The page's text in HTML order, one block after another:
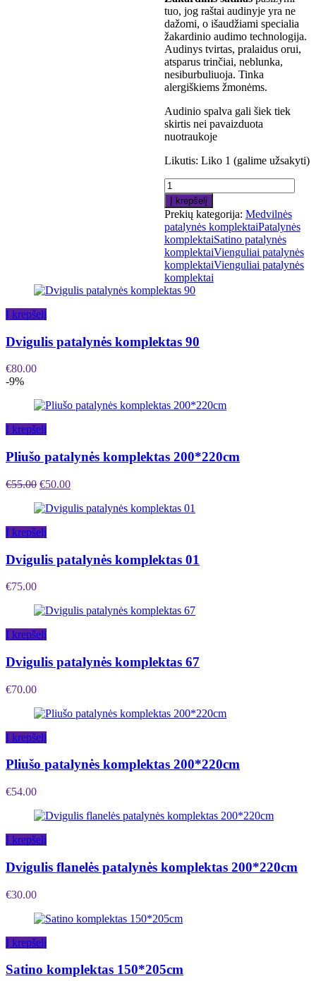
tuo, jog raštai audinyje yra ne
dažomi, o išaudžiami specialia
žakardinio audimo technologija.
Audinys tvirtas, pralaidus orui,
atsparus trinčiai, neblunka,
nesiburbuliuoja. Tinka
alergiškiems žmonėms.
Audinio spalva gali šiek tiek
skirtis nei pavaizduota
nuotraukoje
Likutis: Liko 1 (galime užsakyti)
Į krepšelį
Prekių kategorija: Medvilnės
patalynės komplektaiPatalynės
komplektaiSatino patalynės
komplektaiVienguliai patalynės
komplektaiVienguliai patalynės
komplektai
Į krepšelį
Dvigulis patalynės komplektas 90
€80.00
-9%
Į krepšelį
Pliušo patalynės komplektas 200*220cm
€55.00 €50.00
Į krepšelį
Dvigulis patalynės komplektas 01
€75.00
Į krepšelį
Dvigulis patalynės komplektas 67
€70.00
Į krepšelį
Pliušo patalynės komplektas 200*220cm
€54.00
Į krepšelį
Dvigulis flanelės patalynės komplektas 200*220cm
€30.00
Į krepšelį
Satino komplektas 150*205cm